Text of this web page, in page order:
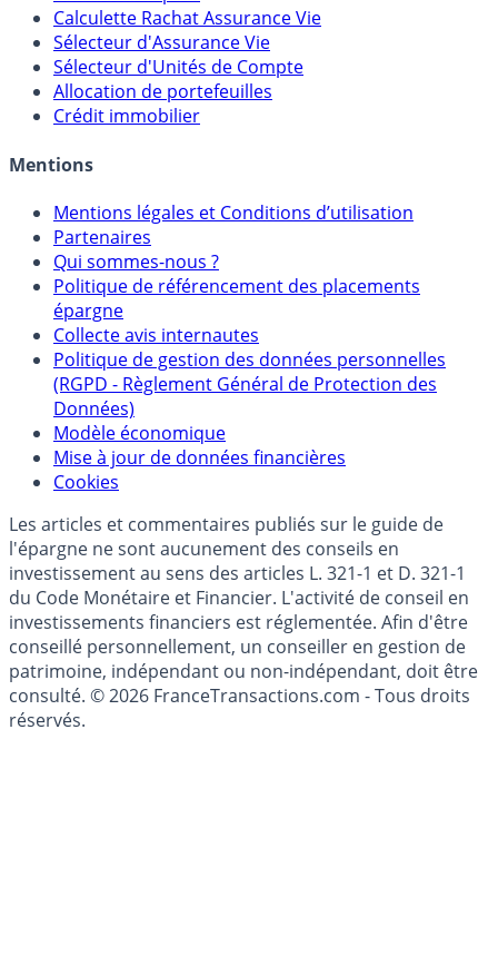
Calculateur d'intérêts
Calculette Impôts
Calculette Rachat Assurance Vie
Sélecteur d'Assurance Vie
Sélecteur d'Unités de Compte
Crédit immobilier
Mentions
Mentions légales et Conditions d’utilisation
Partenaires
Qui sommes-nous ?
Politique de référencement des placements
épargne
Collecte avis internautes
Politique de gestion des données personnelles
(RGPD - Règlement Général de Protection des
Données)
Modèle économique
Cookies
Les articles et commentaires publiés sur le guide de
l'épargne ne sont aucunement des conseils en
investissement au sens des articles L. 321-1 et D. 321-1
du Code Monétaire et Financier. L'activité de conseil en
investissements financiers est réglementée. Afin d'être
conseillé personnellement, un conseiller en gestion de
patrimoine, indépendant ou non-indépendant, doit être